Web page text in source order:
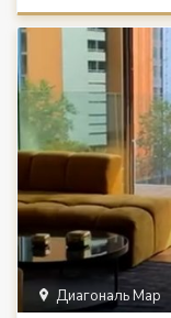
Диагональ Мар